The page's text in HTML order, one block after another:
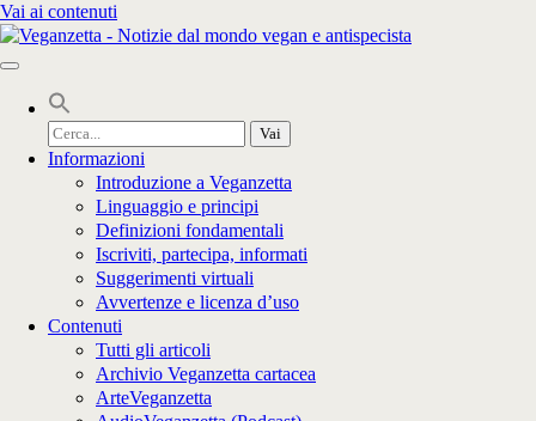
Vai ai contenuti
Cerca
per:
Informazioni
Introduzione a Veganzetta
Linguaggio e principi
Definizioni fondamentali
Iscriviti, partecipa, informati
Suggerimenti virtuali
Avvertenze e licenza d’uso
Contenuti
Tutti gli articoli
Archivio Veganzetta cartacea
ArteVeganzetta